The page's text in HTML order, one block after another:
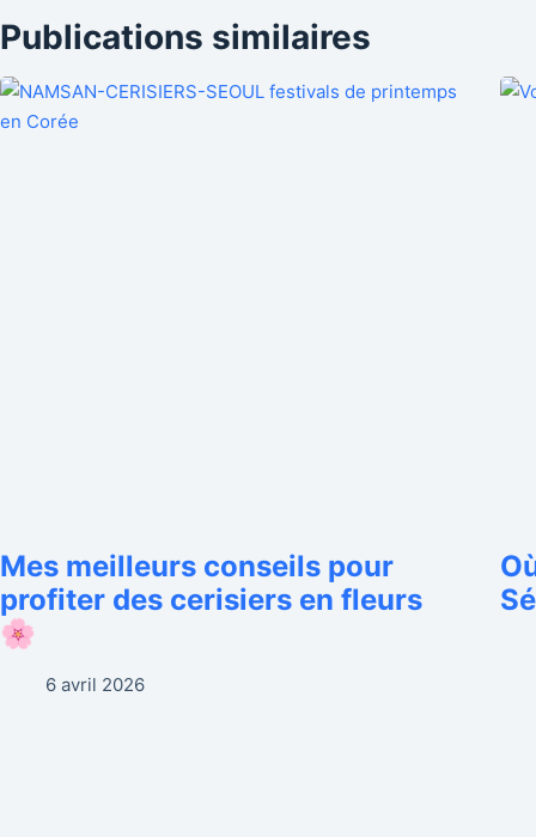
Publications similaires
Mes meilleurs conseils pour
profiter des cerisiers en fleurs
🌸
6 avril 2026